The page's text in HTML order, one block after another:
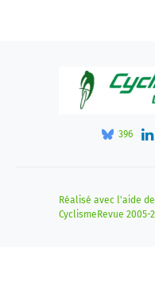
396
Réalisé avec l'aide de
CyclismeRevue 2005-